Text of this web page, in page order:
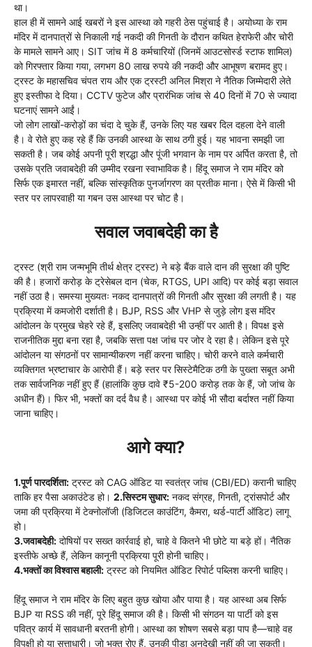
था।
हाल ही में सामने आई खबरों ने इस आस्था को गहरी ठेस पहुंचाई है। अयोध्या के राम
मंदिर में दानपात्रों से निकाली गई नकदी की गिनती के दौरान कथित हेराफेरी और चोरी
के मामले सामने आए। SIT जांच में 8 कर्मचारियों (जिनमें आउटसोर्स्ड स्टाफ शामिल)
को गिरफ्तार किया गया, लगभग 80 लाख रुपये की नकदी और आभूषण बरामद हुए।
ट्रस्ट के महासचिव चंपत राय और एक ट्रस्टी अनिल मिश्रा ने नैतिक जिम्मेदारी लेते
हुए इस्तीफा दे दिया। CCTV फुटेज और प्रारंभिक जांच से 40 दिनों में 70 से ज्यादा
घटनाएं सामने आईं।
जो लोग लाखों-करोड़ों का चंदा दे चुके हैं, उनके लिए यह खबर दिल दहला देने वाली
है। वे रोते हुए कह रहे हैं कि उनकी आस्था के साथ ठगी हुई। यह भावना समझी जा
सकती है। जब कोई अपनी पूरी श्रद्धा और पूंजी भगवान के नाम पर अर्पित करता है, तो
उसके प्रति जवाबदेही की उम्मीद रखना स्वाभाविक है। हिंदू समाज ने राम मंदिर को
सिर्फ एक इमारत नहीं, बल्कि सांस्कृतिक पुनर्जागरण का प्रतीक माना। ऐसे में किसी भी
स्तर पर लापरवाही या गबन उस आस्था पर चोट है।
सवाल जवाबदेही का है
ट्रस्ट (श्री राम जन्मभूमि तीर्थ क्षेत्र ट्रस्ट) ने बड़े बैंक वाले दान की सुरक्षा की पुष्टि
की है। हजारों करोड़ के ट्रेसेबल दान (चेक, RTGS, UPI आदि) पर कोई बड़ा सवाल
नहीं उठा है। समस्या मुख्यतः नकद दानपात्रों की गिनती और सुरक्षा की लगती है। यह
प्रक्रिया में कमजोरी दर्शाती है। BJP, RSS और VHP से जुड़े लोग इस मंदिर
आंदोलन के प्रमुख चेहरे रहे हैं, इसलिए जवाबदेही भी उन्हीं पर आती है। विपक्ष इसे
राजनीतिक मुद्दा बना रहा है, जबकि सत्ता पक्ष जांच पर जोर दे रहा है। लेकिन इसे पूरे
आंदोलन या संगठनों पर सामान्यीकरण नहीं करना चाहिए। चोरी करने वाले कर्मचारी
व्यक्तिगत भ्रष्टाचार के आरोपी हैं। बड़े स्तर पर सिस्टेमैटिक ठगी के पुख्ता सबूत अभी
तक सार्वजनिक नहीं हुए हैं (हालांकि कुछ दावे ₹5-200 करोड़ तक के हैं, जो जांच के
अधीन हैं)। फिर भी, भक्तों का दर्द वैध है। आस्था पर कोई भी सौदा बर्दाश्त नहीं किया
जाना चाहिए।
आगे क्या?
1.पूर्ण पारदर्शिता: ट्रस्ट को CAG ऑडिट या स्वतंत्र जांच (CBI/ED) करानी चाहिए
ताकि हर पैसा अकाउंटेड हो। 2.सिस्टम सुधार: नकद संग्रह, गिनती, ट्रांसपोर्ट और
जमा की प्रक्रिया में टेक्नोलॉजी (डिजिटल काउंटिंग, कैमरा, थर्ड-पार्टी ऑडिट) लागू
हो।
3.जवाबदेही: दोषियों पर सख्त कार्रवाई हो, चाहे वे कितने भी छोटे या बड़े हों। नैतिक
इस्तीफे अच्छे हैं, लेकिन कानूनी प्रक्रिया पूरी होनी चाहिए।
4.भक्तों का विश्वास बहाली: ट्रस्ट को नियमित ऑडिट रिपोर्ट पब्लिश करनी चाहिए।
हिंदू समाज ने राम मंदिर के लिए बहुत कुछ खोया और पाया है। यह आस्था अब सिर्फ
BJP या RSS की नहीं, पूरे हिंदू समाज की है। किसी भी संगठन या पार्टी को इस
पवित्र कार्य में सावधानी बरतनी होगी। आस्था का शोषण सबसे बड़ा पाप है—चाहे वह
विपक्षी हो या सत्ताधारी। जो भक्त रोए हैं, उनकी पीड़ा अनदेखी नहीं की जा सकती।